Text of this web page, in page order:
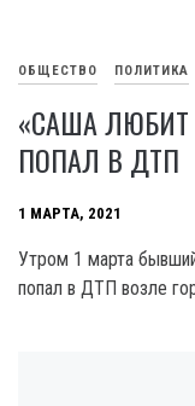
ОБЩЕСТВО ПОЛИТИКА
«САША ЛЮБИТ
ПОПАЛ В ДТП
1 МАРТА, 2021
Утром 1 марта
попал в ДТП возле